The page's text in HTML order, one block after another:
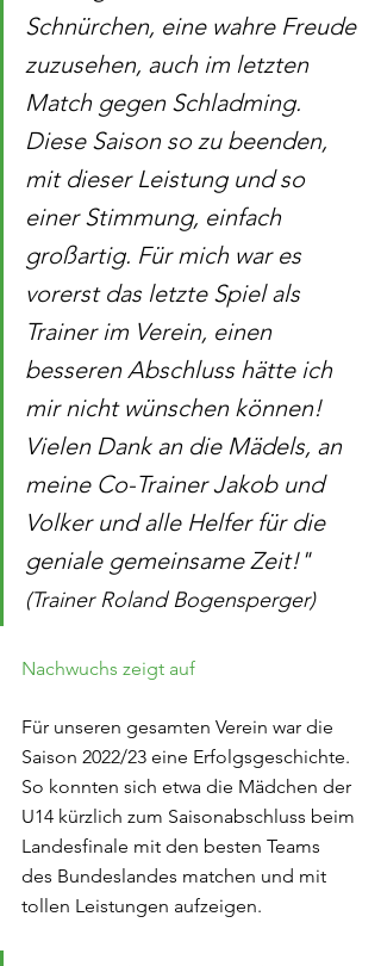
Schnürchen, eine wahre Freude
zuzusehen, auch im letzten
Match gegen Schladming.
Diese Saison so zu beenden,
mit dieser Leistung und so
einer Stimmung, einfach
großartig. Für mich war es
vorerst das letzte Spiel als
Trainer im Verein, einen
besseren Abschluss hätte ich
mir nicht wünschen können!
Vielen Dank an die Mädels, an
meine Co-Trainer Jakob und
Volker und alle Helfer für die
geniale gemeinsame Zeit!"
(Trainer Roland Bogensperger)
Nachwuchs zeigt auf
Für unseren gesamten Verein war die
Saison 2022/23 eine Erfolgsgeschichte.
So konnten sich etwa die Mädchen der
U14 kürzlich zum Saisonabschluss beim
Landesfinale mit den besten Teams
des Bundeslandes matchen und mit
tollen Leistungen aufzeigen.